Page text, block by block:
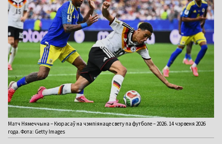
Матч Нямеччына – Кюрасаў на чэмпіянаце свету па футболе – 2026. 14 чэрвеня 2026
года. Фота: Getty Images